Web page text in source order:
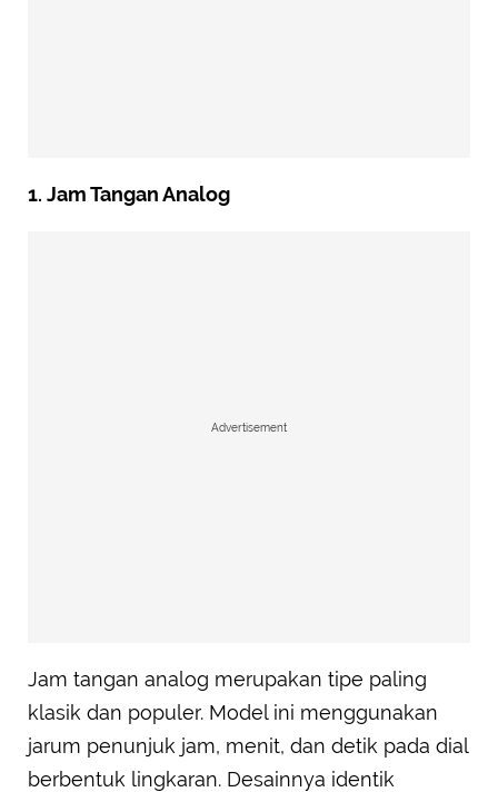
1. Jam Tangan Analog
Advertisement
Jam tangan analog merupakan tipe paling
klasik dan populer. Model ini menggunakan
jarum penunjuk jam, menit, dan detik pada dial
berbentuk lingkaran. Desainnya identik